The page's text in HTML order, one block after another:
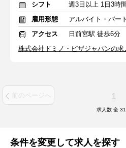
シフト
雇用形態
アルバイト・パート
アクセス
日前宮駅 徒歩6分
株式会社ドミノ・ピザジャパンの求
前のページへ 1
求人数 全 31
条件を変更して求人を探す